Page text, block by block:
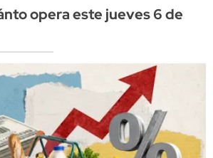
opera este jueves 6 de